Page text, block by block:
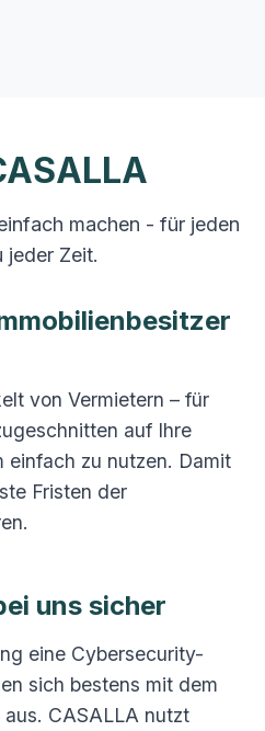
machen - für jeden
jeder Zeit.
von Vermietern – für
auf Ihre
einfach zu nutzen. Damit
Fristen der
uns sicher
eine Cybersecurity-
sich bestens mit dem
CASALLA nutzt